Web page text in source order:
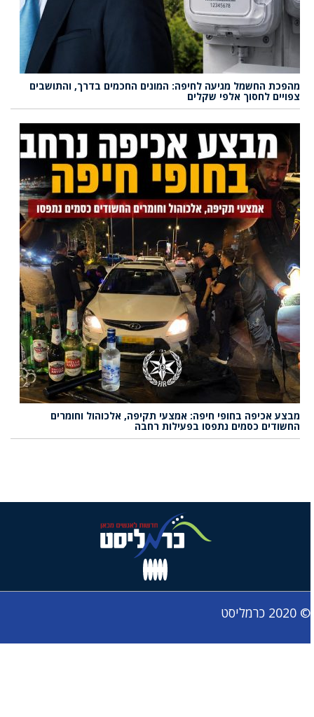
מהפכת החשמל מגיעה לחיפה: המונים החכמים בדרך, והתושבים
צפויים לחסוך אלפי שקלים
מבצע אכיפה בחופי חיפה: אמצעי תקיפה, אלכוהול וחומרים
החשודים כסמים נתפסו בפעילות רחבה
© 2020 כרמליסט